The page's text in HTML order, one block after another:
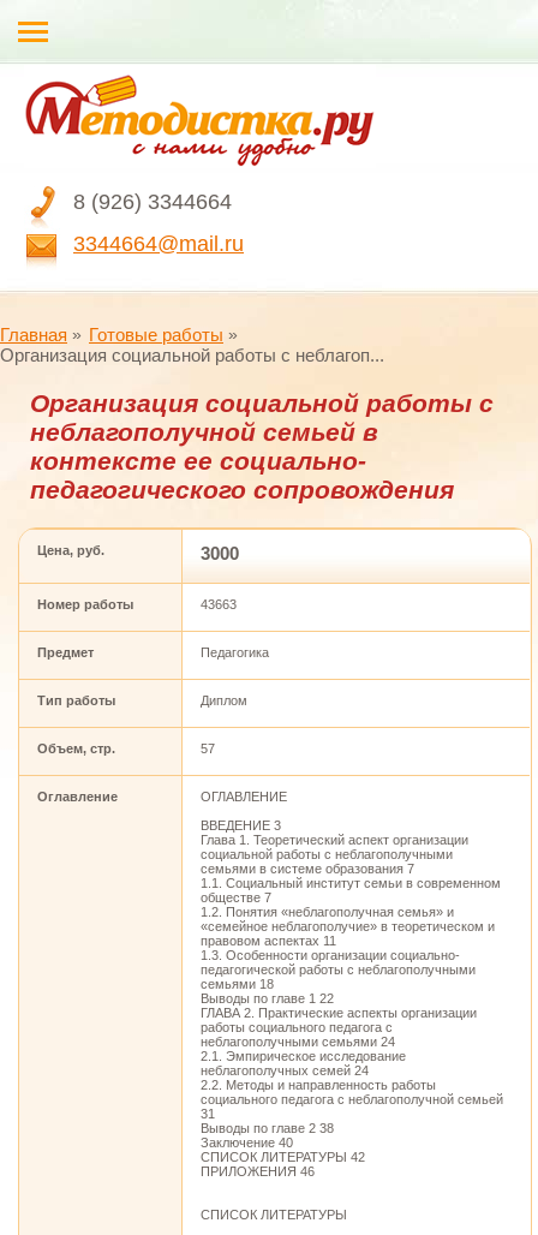
8 (926) 3344664
3344664@mail.ru
Главная
Готовые работы
Организация социальной работы с неблагоп...
Организация социальной работы с
неблагополучной семьей в
контексте ее социально-
педагогического сопровождения
Цена, руб. 3000
Номер работы 43663
Предмет Педагогика
Тип работы Диплом
Объем, стр. 57
Оглавление
ОГЛАВЛЕНИЕ
ВВЕДЕНИЕ 3
Глава 1. Теоретический аспект организации
социальной работы с неблагополучными
семьями в системе образования 7
1.1. Социальный институт семьи в современном
обществе 7
1.2. Понятия «неблагополучная семья» и
«семейное неблагополучие» в теоретическом и
правовом аспектах 11
1.3. Особенности организации социально-
педагогической работы с неблагополучными
семьями 18
Выводы по главе 1 22
ГЛАВА 2. Практические аспекты организации
работы социального педагога с
неблагополучными семьями 24
2.1. Эмпирическое исследование
неблагополучных семей 24
2.2. Методы и направленность работы
социального педагога с неблагополучной семьей
31
Выводы по главе 2 38
Заключение 40
СПИСОК ЛИТЕРАТУРЫ 42
ПРИЛОЖЕНИЯ 46
СПИСОК ЛИТЕРАТУРЫ